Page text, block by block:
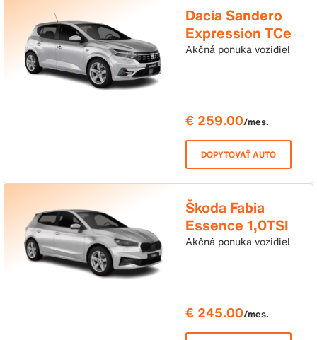
Dacia Sandero
Expression TCe
100 6MP
Akčná ponuka vozidiel
€ 259.00/mes.
DOPYTOVAŤ AUTO
Škoda Fabia
Essence 1,0TSI
70kW 5MP
Akčná ponuka vozidiel
€ 245.00/mes.